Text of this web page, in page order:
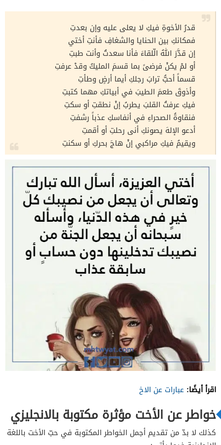
قدرُ الأخوةِ فيكِ لا يعلى عليه وإن بعدتِ
فمكانكِ بين الحنايا والشغافِ فأنتِ أختي
إن قدَّرَ اللهُ الّلقاءَ فأنا سعدتُ وأنت طبتِ
أو لمْ يكنْ فرضىً بما قسمَ المليكُ وقدْ عرفتِ
قسماً أحبُّ ترابَ رجلكِ أيما أرضٍ وطأتِ
وأذوقَ طعمَ الطيبَ في أبياتكِ مهما كتبتِ
فيكِ عرفتُ القلبَ يطربُ إنْ نطقتِ أو سكتِ
فنقاوةُ الصحراءِ في أنفاسكِ عذباً رشفتِ
أدعو الإلهَ يصونكِ أنى رحلتِ أو أقمتِ
ويقيمُ فيكِ مراكبي إنْ هاجَ بحركِ أو سكنتِ
اقرأ أيضًا: عبارات عن الاخ
خواطر عن الأخت مؤثرة مكتوبة بالانجليزي
كذلك لا بدّ من تقديم أجمل الخواطر المكتوبة في حبّ الأخت باللغة